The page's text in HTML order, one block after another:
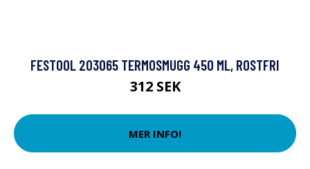
FESTOOL 203065 TERMOSMUGG 450 ML, ROSTFRI
312 SEK
MER INFO!